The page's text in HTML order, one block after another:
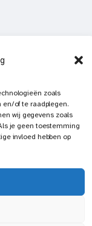
zoals
en/of te raadplegen.
wij gegevens zoals
je geen toestemming
invloed hebben op